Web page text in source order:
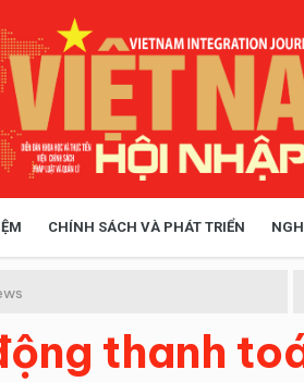
CHÍNH SÁCH VÀ PHÁT TRIỂN
thanh